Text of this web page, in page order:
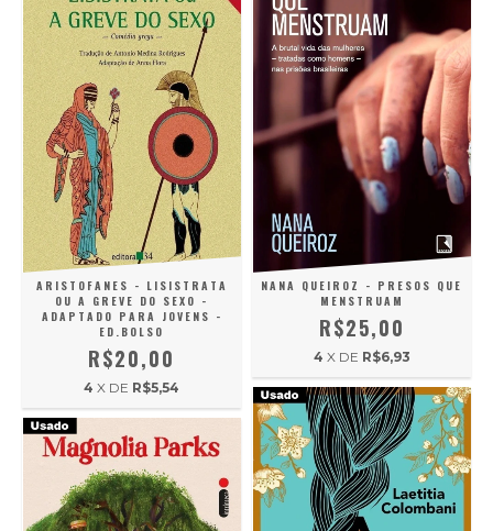
ARISTOFANES - LISISTRATA
OU A GREVE DO SEXO -
ADAPTADO PARA JOVENS -
ED.BOLSO
R$20,00
4 X DE R$5,54
NANA QUEIROZ - PRESOS QUE
MENSTRUAM
R$25,00
4 X DE R$6,93